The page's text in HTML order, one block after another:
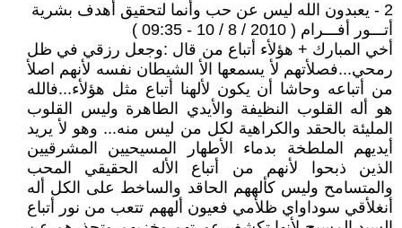
2 - يعبدون الله ليس عن حب وأنما لتحقيق أهدف بشرية
أتـــور أفـــرام ( 2010 / 8 / 10 - 09:35 )
أخي المبارك + هؤلأء أتباع من قال :وجعل رزقي في ظل
رمحي...فصلأتهم لأ يسمعها الأ الشيطان نفسه لأنهم اصلأ
من أتباعه وحاشا أن يكون لألهنا أتباع مثل هؤلأء...فالله
هو أله القلوب النظيفة والأيدي الطاهرة وليس القلوب
المليئة بالحقد والكراهية لكل من ليس منه... وهو لأ يريد
أيديهم الملطخة بدماء الأطهار المسيحيين المشرقيين
الذين ذبحوا لأنهم من أتباع الأله الحقيقي المحب
والمتسامح وليس كألههم الحاقد والساخط على الكل أله
أنغلأقي سوداواي ظلأمي فعيون ألههم تتعب من نور أتباع